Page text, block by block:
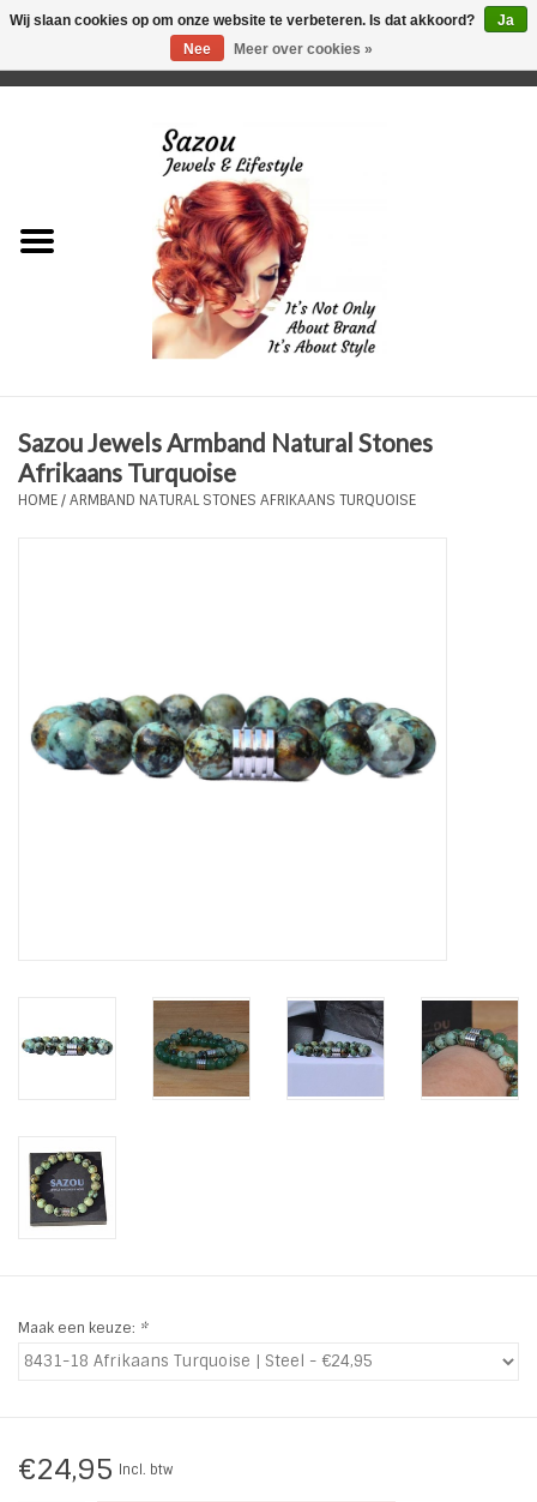
Just for Him
Plus Size Sieraden
Zonnebrillen
LIFESTYLE PRODUCTEN
SALE
Sazou Jewels Armband Natural Stones
Afrikaans Turquoise
HOME/ARMBAND NATURAL STONES AFRIKAANS TURQUOISE
Maak een keuze: *
€24,95 Incl. btw
Wij slaan cookies op om onze website te verbeteren. Is dat akkoord?
Ja
Nee
Meer over cookies »